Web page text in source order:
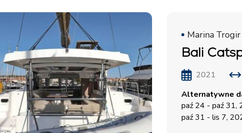
Marina
Bali
2021
Alternatywne
paź 24 - paź 31,
paź 31 - lis 7,